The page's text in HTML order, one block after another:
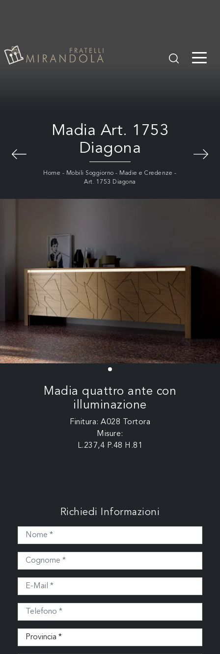
Madia Art. 1753
Diagona
Home - Mobili Soggiorno - Madie e Credenze -
Art. 1753 Diagona
Madia quattro ante con
illuminazione
Finitura: A028 Tortora
Misure:
L.237,4 P.48 H.81
Richiedi Informazioni